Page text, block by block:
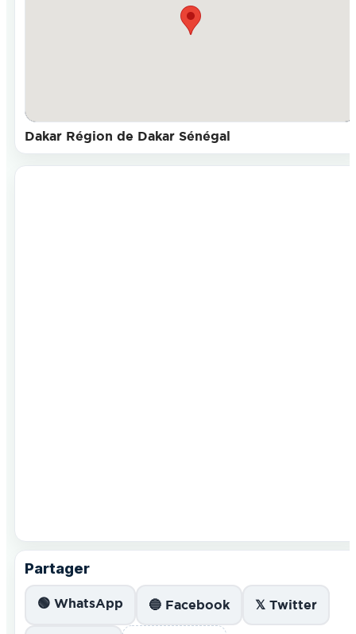
Dakar Région de Dakar Sénégal
Partager
🟢 WhatsApp 🔵 Facebook 𝕏 Twitter